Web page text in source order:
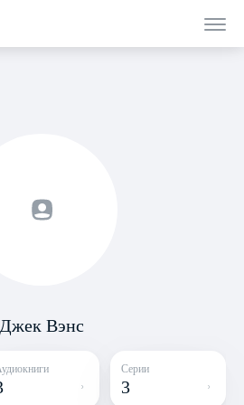
Джек Вэнс
Серии
3